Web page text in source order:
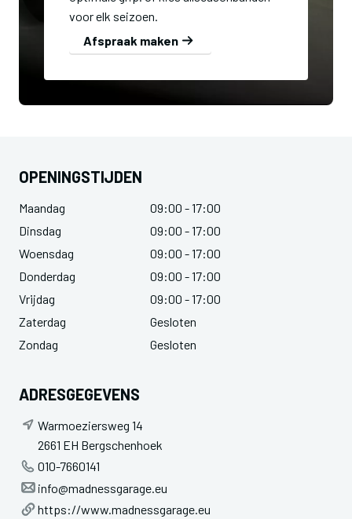
voor elk seizoen.
Afspraak maken
OPENINGSTIJDEN
Maandag
09:00 - 17:00
Dinsdag
09:00 - 17:00
Woensdag
09:00 - 17:00
Donderdag
09:00 - 17:00
Vrijdag
09:00 - 17:00
Zaterdag
Gesloten
Zondag
Gesloten
ADRESGEGEVENS
Warmoeziersweg 14
2661 EH Bergschenhoek
010-7660141
info@madnessgarage.eu
https://www.madnessgarage.eu